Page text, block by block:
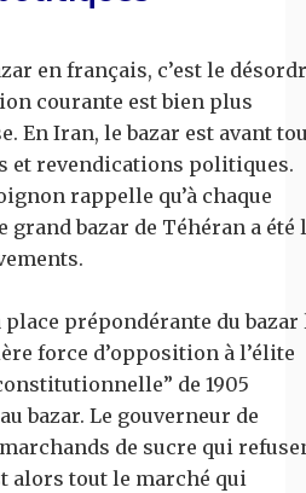
en français, c’est le
courante est bien plus
En Iran, le bazar est avant
et revendications politiques.
rappelle qu’à chaque
bazar de Téhéran a été
place prépondérante du
force d’opposition à l’élite
de 1905
bazar. Le gouverneur de
de sucre qui
alors tout le marché qui